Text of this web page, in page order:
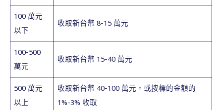
100 萬元
以下
收取新台幣 8-15 萬元
100-500
萬元
收取新台幣 15-40 萬元
500 萬元
以上
收取新台幣 40-100 萬元，或按標的金額的
1%-3% 收取